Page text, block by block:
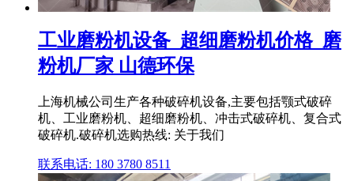
工业磨粉机设备_超细磨粉机价格_磨
粉机厂家 山德环保
上海机械公司生产各种破碎机设备,主要包括颚式破碎
机、工业磨粉机、超细磨粉机、冲击式破碎机、复合式
破碎机.破碎机选购热线: 关于我们
联系电话: 180 3780 8511